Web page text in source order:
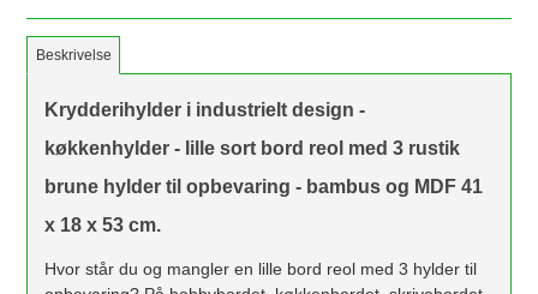
Beskrivelse
Krydderihylder i industrielt design -
køkkenhylder - lille sort bord reol med 3 rustik
brune hylder til opbevaring - bambus og MDF 41
x 18 x 53 cm.
Hvor står du og mangler en lille bord reol med 3 hylder til